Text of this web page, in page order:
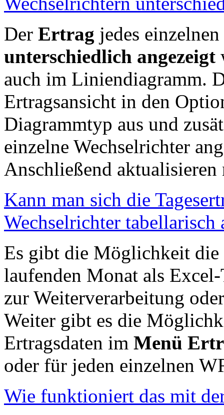
Der Ertrag jedes
unterschiedlich angezeigt
auch im Liniendiagramm.
Ertragsansicht in den
Diagrammtyp aus und
einzelne Wechselrichter
Anschließend aktualisieren
Kann man sich die
Wechselrichter tabellarisch
Es gibt die Möglichkeit
laufenden Monat als
zur Weiterverarbeitung
Weiter gibt es die
Ertragsdaten im Menü
oder für jeden einzelnen
Wie funktioniert das mit